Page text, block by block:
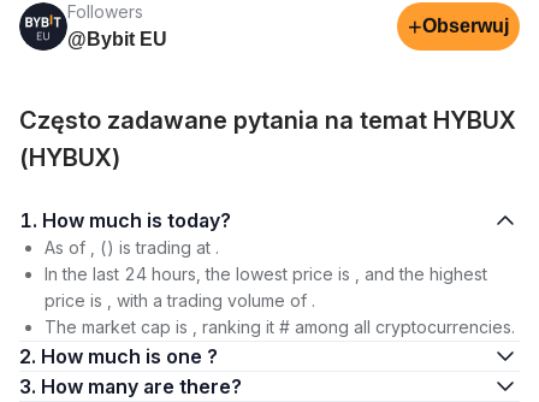
Followers
@Bybit EU
+Obserwuj
Często zadawane pytania na temat HYBUX
(HYBUX)
1. How much is today?
As of , () is trading at .
In the last 24 hours, the lowest price is , and the highest
price is , with a trading volume of .
The market cap is , ranking it # among all cryptocurrencies.
2. How much is one ?
3. How many are there?